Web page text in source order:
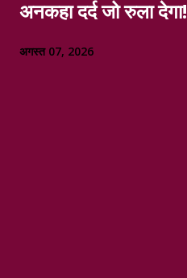
अनकहा दर्द जो रुला देगा!
अगस्त 07, 2026